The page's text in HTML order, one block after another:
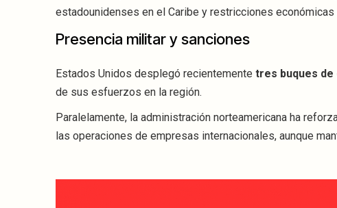
estadounidenses en el Caribe y restricciones
Presencia militar y sanciones
Estados Unidos desplegó recientemente tres buques
de sus esfuerzos en la región.
Paralelamente, la administración norteamericana ha
las operaciones de empresas internacionales, aunque